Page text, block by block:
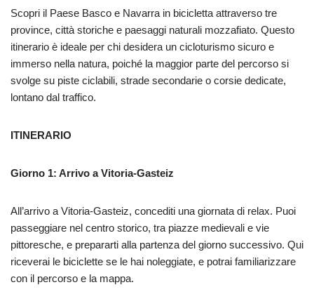
Scopri il Paese Basco e Navarra in bicicletta attraverso tre
province, città storiche e paesaggi naturali mozzafiato. Questo
itinerario è ideale per chi desidera un cicloturismo sicuro e
immerso nella natura, poiché la maggior parte del percorso si
svolge su piste ciclabili, strade secondarie o corsie dedicate,
lontano dal traffico.
ITINERARIO
Giorno 1: Arrivo a Vitoria-Gasteiz
All’arrivo a Vitoria-Gasteiz, concediti una giornata di relax. Puoi
passeggiare nel centro storico, tra piazze medievali e vie
pittoresche, e prepararti alla partenza del giorno successivo. Qui
riceverai le biciclette se le hai noleggiate, e potrai familiarizzare
con il percorso e la mappa.